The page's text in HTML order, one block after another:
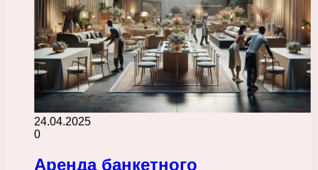
24.04.2025
0
Аренда банкетного